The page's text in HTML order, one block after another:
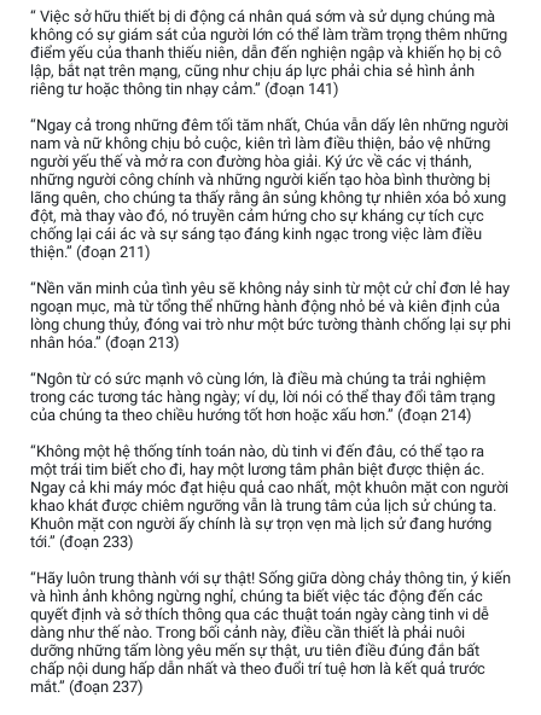
“ Việc sở hữu thiết bị di động cá nhân quá sớm và sử dụng chúng mà
không có sự giám sát của người lớn có thể làm trầm trọng thêm những
điểm yếu của thanh thiếu niên, dẫn đến nghiện ngập và khiến họ bị cô
lập, bắt nạt trên mạng, cũng như chịu áp lực phải chia sẻ hình ảnh
riêng tư hoặc thông tin nhạy cảm.” (đoạn 141)
“Ngay cả trong những đêm tối tăm nhất, Chúa vẫn dấy lên những người
nam và nữ không chịu bỏ cuộc, kiên trì làm điều thiện, bảo vệ những
người yếu thế và mở ra con đường hòa giải. Ký ức về các vị thánh,
những người công chính và những người kiến tạo hòa bình thường bị
lãng quên, cho chúng ta thấy rằng ân sủng không tự nhiên xóa bỏ xung
đột, mà thay vào đó, nó truyền cảm hứng cho sự kháng cự tích cực
chống lại cái ác và sự sáng tạo đáng kinh ngạc trong việc làm điều
thiện.” (đoạn 211)
“Nền văn minh của tình yêu sẽ không nảy sinh từ một cử chỉ đơn lẻ hay
ngoạn mục, mà từ tổng thể những hành động nhỏ bé và kiên định của
lòng chung thủy, đóng vai trò như một bức tường thành chống lại sự phi
nhân hóa.” (đoạn 213)
“Ngôn từ có sức mạnh vô cùng lớn, là điều mà chúng ta trải nghiệm
trong các tương tác hàng ngày; ví dụ, lời nói có thể thay đổi tâm trạng
của chúng ta theo chiều hướng tốt hơn hoặc xấu hơn.” (đoạn 214)
“Không một hệ thống tính toán nào, dù tinh vi đến đâu, có thể tạo ra
một trái tim biết cho đi, hay một lương tâm phân biệt được thiện ác.
Ngay cả khi máy móc đạt hiệu quả cao nhất, một khuôn mặt con người
khao khát được chiêm ngưỡng vẫn là trung tâm của lịch sử chúng ta.
Khuôn mặt con người ấy chính là sự trọn vẹn mà lịch sử đang hướng
tới.” (đoạn 233)
“Hãy luôn trung thành với sự thật! Sống giữa dòng chảy thông tin, ý kiến
và hình ảnh không ngừng nghỉ, chúng ta biết việc tác động đến các
quyết định và sở thích thông qua các thuật toán ngày càng tinh vi dễ
dàng như thế nào. Trong bối cảnh này, điều cần thiết là phải nuôi
dưỡng những tấm lòng yêu mến sự thật, ưu tiên điều đúng đắn bất
chấp nội dung hấp dẫn nhất và theo đuổi trí tuệ hơn là kết quả trước
mắt.” (đoạn 237)